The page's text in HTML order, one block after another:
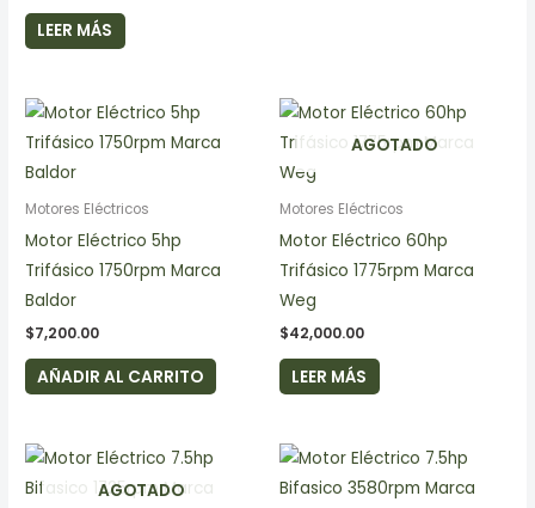
LEER MÁS
Motores Eléctricos
Motor Eléctrico 5hp
Trifásico 1750rpm Marca
Baldor
$7,200.00
AÑADIR AL CARRITO
AGOTADO
Motores Eléctricos
Motor Eléctrico 60hp
Trifásico 1775rpm Marca
Weg
$42,000.00
LEER MÁS
AGOTADO